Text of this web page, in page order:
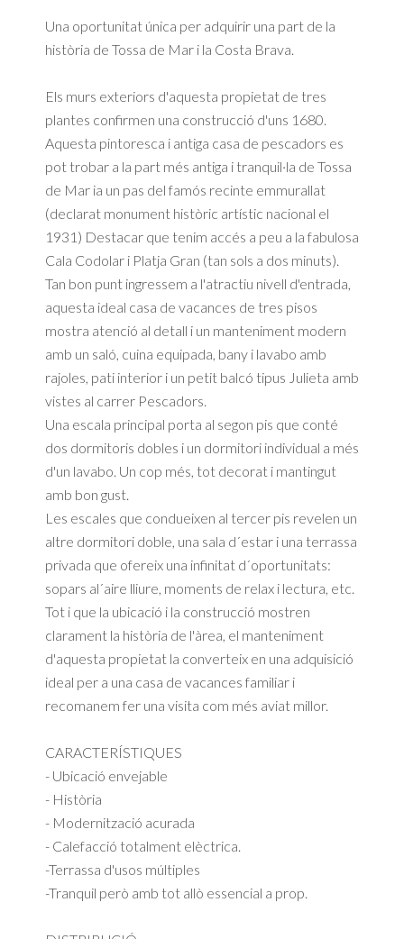
Una oportunitat única per adquirir una part de la
història de Tossa de Mar i la Costa Brava.
Els murs exteriors d'aquesta propietat de tres
plantes confirmen una construcció d'uns 1680.
Aquesta pintoresca i antiga casa de pescadors es
pot trobar a la part més antiga i tranquil·la de Tossa
de Mar ia un pas del famós recinte emmurallat
(declarat monument històric artístic nacional el
1931) Destacar que tenim accés a peu a la fabulosa
Cala Codolar i Platja Gran (tan sols a dos minuts).
Tan bon punt ingressem a l'atractiu nivell d'entrada,
aquesta ideal casa de vacances de tres pisos
mostra atenció al detall i un manteniment modern
amb un saló, cuina equipada, bany i lavabo amb
rajoles, pati interior i un petit balcó tipus Julieta amb
vistes al carrer Pescadors.
Una escala principal porta al segon pis que conté
dos dormitoris dobles i un dormitori individual a més
d'un lavabo. Un cop més, tot decorat i mantingut
amb bon gust.
Les escales que condueixen al tercer pis revelen un
altre dormitori doble, una sala d´estar i una terrassa
privada que ofereix una infinitat d´oportunitats:
sopars al´aire lliure, moments de relax i lectura, etc.
Tot i que la ubicació i la construcció mostren
clarament la història de l'àrea, el manteniment
d'aquesta propietat la converteix en una adquisició
ideal per a una casa de vacances familiar i
recomanem fer una visita com més aviat millor.
CARACTERÍSTIQUES
- Ubicació envejable
- Història
- Modernització acurada
- Calefacció totalment elèctrica.
-Terrassa d'usos múltiples
-Tranquil però amb tot allò essencial a prop.